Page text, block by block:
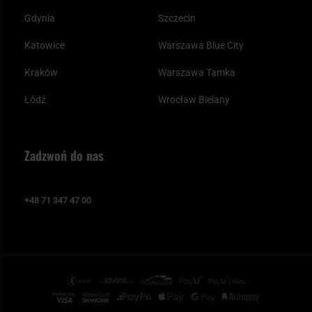
Gdynia
Katowice
Kraków
Łódź
Szczecin
Warszawa Blue City
Warszawa Tamka
Wrocław Bielany
Zadzwoń do nas
+48 71 347 47 00